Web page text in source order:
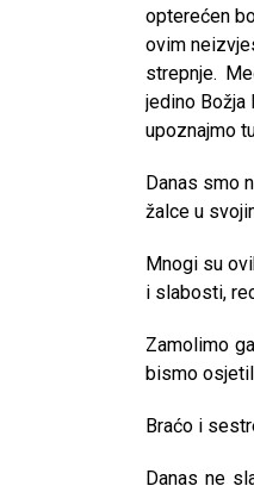
opterećen
ovim
strepnje.
jedino Božja
upoznajmo
Danas smo
žalce u
Mnogi su
i slabosti,
Zamolimo
bismo
Braćo i
Danas ne